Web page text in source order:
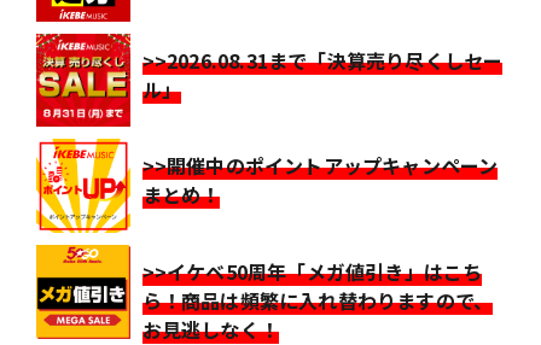
>>2026.08.31まで「決算売り尽くしセー
ル」
>>開催中のポイントアップキャンペーン
まとめ！
>>イケベ50周年「メガ値引き」はこち
ら！商品は頻繁に入れ替わりますので、
お見逃しなく！